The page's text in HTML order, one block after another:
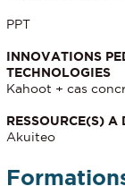
PPT
INNOVATIONS
TECHNOLOGIES
Kahoot + cas
RESSOURCE(S) A
Akuiteo